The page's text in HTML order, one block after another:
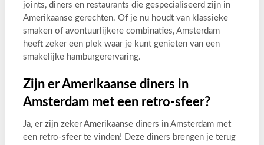
joints, diners en restaurants die gespecialiseerd zijn in
Amerikaanse gerechten. Of je nu houdt van klassieke
smaken of avontuurlijkere combinaties, Amsterdam
heeft zeker een plek waar je kunt genieten van een
smakelijke hamburgerervaring.
Zijn er Amerikaanse diners in
Amsterdam met een retro-sfeer?
Ja, er zijn zeker Amerikaanse diners in Amsterdam met
een retro-sfeer te vinden! Deze diners brengen je terug